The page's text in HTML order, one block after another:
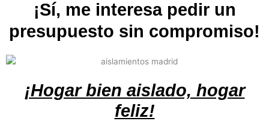
¡Sí, me interesa pedir un
presupuesto sin compromiso!
¡Hogar bien aislado, hogar
feliz!